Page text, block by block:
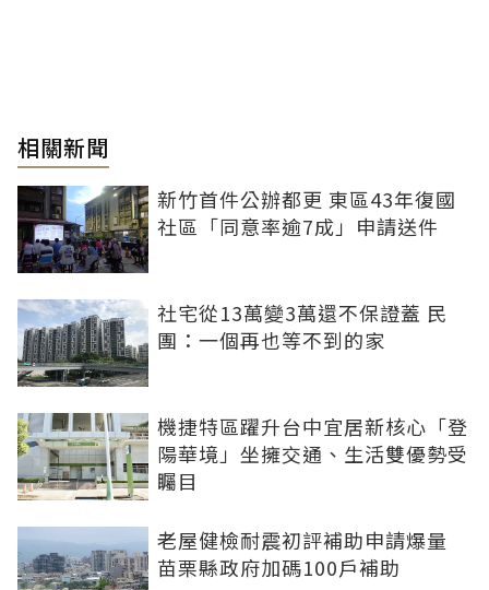
相關新聞
新竹首件公辦都更 東區43年復國
社區「同意率逾7成」申請送件
社宅從13萬變3萬還不保證蓋 民
團：一個再也等不到的家
機捷特區躍升台中宜居新核心「登
陽華境」坐擁交通、生活雙優勢受
矚目
老屋健檢耐震初評補助申請爆量
苗栗縣政府加碼100戶補助